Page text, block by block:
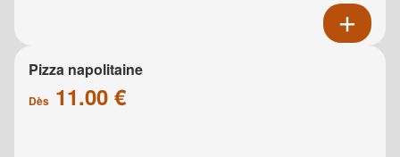
Pizza napolitaine
Dès 11.00 €